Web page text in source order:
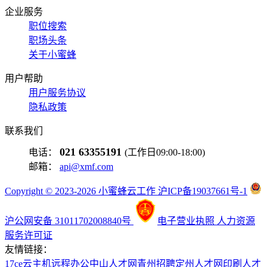
企业服务
职位搜索
职场头条
关于小蜜蜂
用户帮助
用户服务协议
隐私政策
联系我们
电话： 021 63355191 (工作日09:00-18:00)
邮箱： api@xmf.com
Copyright © 2023-2026 小蜜蜂云工作 沪ICP备19037661号-1
沪公网安备 31011702008840号 电子营业执照 人力资源
服务许可证
友情链接：
17ce云主机远程办公中山人才网 青州招聘定州人才网 印刷人才